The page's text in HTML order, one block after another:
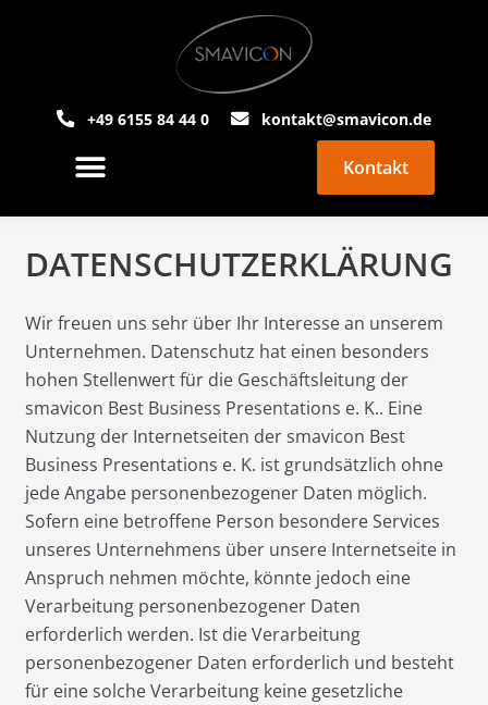
+49 6155 84 44 0 kontakt@smavicon.de
Kontakt
DATENSCHUTZERKLÄRUNG
Wir freuen uns sehr über Ihr Interesse an unserem
Unternehmen. Datenschutz hat einen besonders
hohen Stellenwert für die Geschäftsleitung der
smavicon Best Business Presentations e. K.. Eine
Nutzung der Internetseiten der smavicon Best
Business Presentations e. K. ist grundsätzlich ohne
jede Angabe personenbezogener Daten möglich.
Sofern eine betroffene Person besondere Services
unseres Unternehmens über unsere Internetseite in
Anspruch nehmen möchte, könnte jedoch eine
Verarbeitung personenbezogener Daten
erforderlich werden. Ist die Verarbeitung
personenbezogener Daten erforderlich und besteht
für eine solche Verarbeitung keine gesetzliche